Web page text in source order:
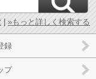
| »もっと詳しく検索する
録
プ